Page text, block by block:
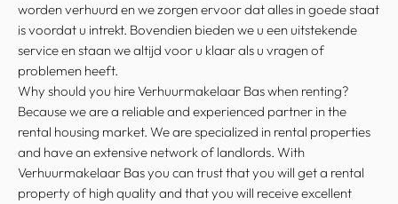
worden verhuurd en we zorgen ervoor dat alles in goede staat
is voordat u intrekt. Bovendien bieden we u een uitstekende
service en staan we altijd voor u klaar als u vragen of
problemen heeft.
Why should you hire Verhuurmakelaar Bas when renting?
Because we are a reliable and experienced partner in the
rental housing market. We are specialized in rental properties
and have an extensive network of landlords. With
Verhuurmakelaar Bas you can trust that you will get a rental
property of high quality and that you will receive excellent